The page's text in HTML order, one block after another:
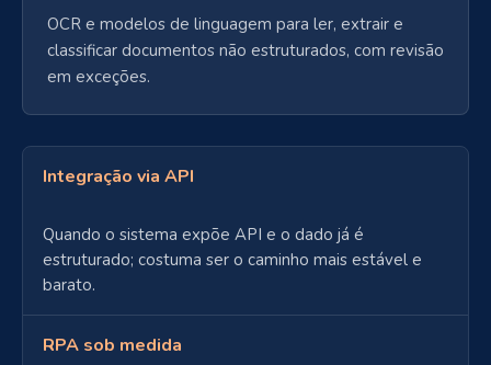
OCR e modelos de linguagem para ler, extrair e
classificar documentos não estruturados, com revisão
em exceções.
Integração via API
Quando o sistema expõe API e o dado já é
estruturado; costuma ser o caminho mais estável e
barato.
RPA sob medida